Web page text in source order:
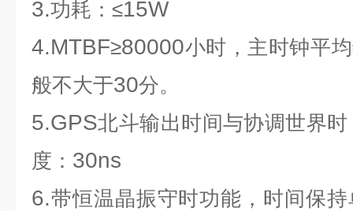
3.功耗：≤15W
4.MTBF≥80000小时，主时钟平
般不大于30分。
5.GPS北斗输出时间与协调世界时
度： 30ns
6.带恒温晶振守时功能，时间保